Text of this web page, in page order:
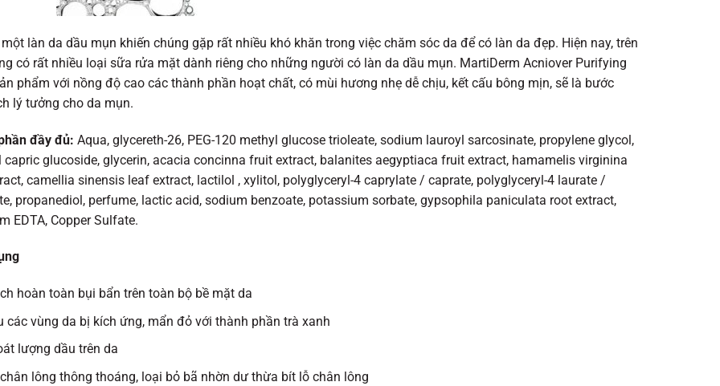
làn da dầu mụn khiến chúng gặp rất nhiều khó khăn trong việc chăm sóc da để có làn da đẹp. Hiện nay, trên
có rất nhiều loại sữa rửa mặt dành riêng cho những người có làn da dầu mụn. MartiDerm Acniover Purifying
phẩm với nồng độ cao các thành phần hoạt chất, có mùi hương nhẹ dễ chịu, kết cấu bông mịn, sẽ là bước
lý tưởng cho da mụn.
đầy đủ: Aqua, glycereth-26, PEG-120 methyl glucose trioleate, sodium lauroyl sarcosinate, propylene glycol,
capric glucoside, glycerin, acacia concinna fruit extract, balanites aegyptiaca fruit extract, hamamelis virginina
camellia sinensis leaf extract, lactilol , xylitol, polyglyceryl-4 caprylate / caprate, polyglyceryl-4 laurate /
propanediol, perfume, lactic acid, sodium benzoate, potassium sorbate, gypsophila paniculata root extract,
EDTA, Copper Sulfate.
hoàn toàn bụi bẩn trên toàn bộ bề mặt da
các vùng da bị kích ứng, mẩn đỏ với thành phần trà xanh
lượng dầu trên da
lông thông thoáng, loại bỏ bã nhờn dư thừa bít lỗ chân lông